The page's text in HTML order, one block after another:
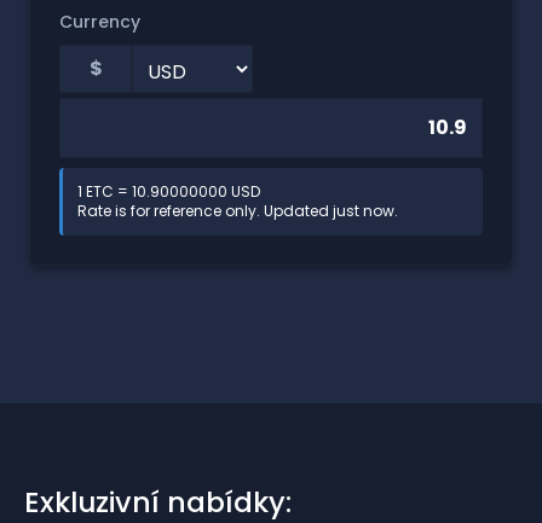
Currency
$
1 ETC = 10.90000000 USD
Rate is for reference only. Updated just now.
Exkluzivní nabídky: